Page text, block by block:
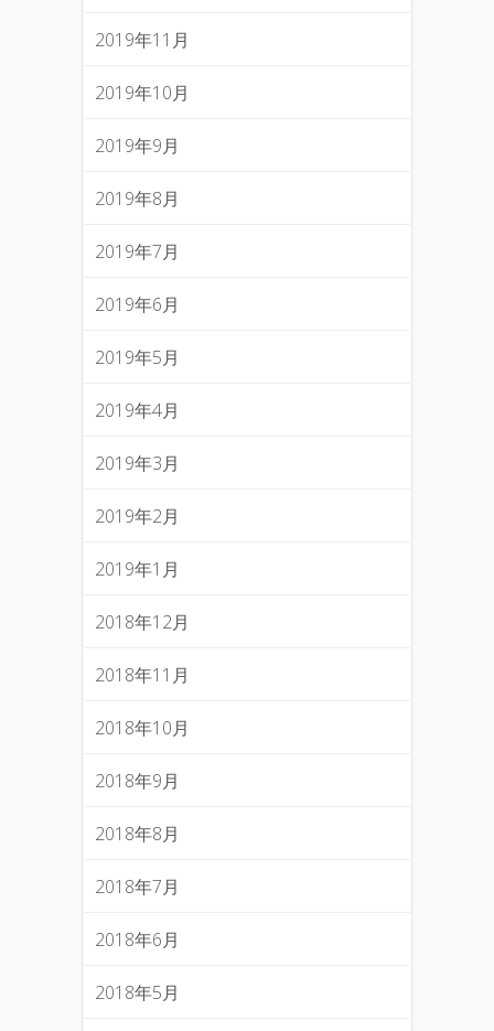
2019年11月
2019年10月
2019年9月
2019年8月
2019年7月
2019年6月
2019年5月
2019年4月
2019年3月
2019年2月
2019年1月
2018年12月
2018年11月
2018年10月
2018年9月
2018年8月
2018年7月
2018年6月
2018年5月